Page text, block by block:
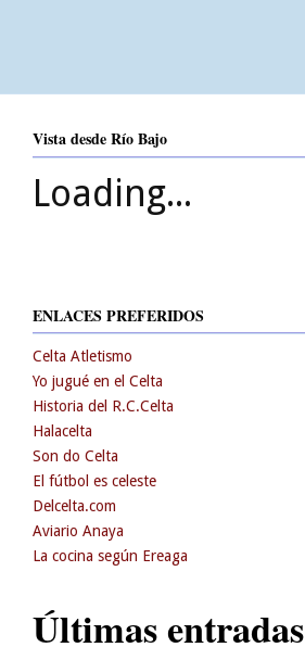
Vista desde Río Bajo
Loading...
ENLACES PREFERIDOS
Celta Atletismo
Yo jugué en el Celta
Historia del R.C.Celta
Halacelta
Son do Celta
El fútbol es celeste
Delcelta.com
Aviario Anaya
La cocina según Ereaga
Últimas entradas